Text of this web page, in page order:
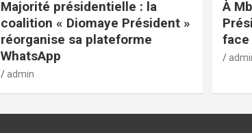
Majorité présidentielle : la
coalition « Diomaye Président »
réorganise sa plateforme
WhatsApp
admin
À
face